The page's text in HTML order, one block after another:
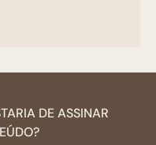
DE ASSINAR